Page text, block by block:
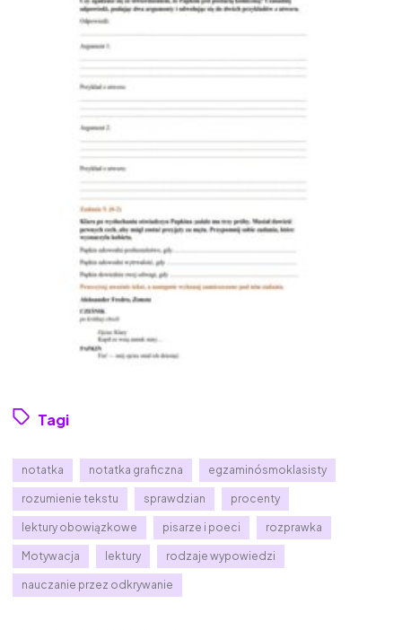
Tagi
notatka notatka graficzna egzaminósmoklasisty
rozumienie tekstu sprawdzian procenty
lektury obowiązkowe pisarze i poeci rozprawka
Motywacja lektury rodzaje wypowiedzi
nauczanie przez odkrywanie